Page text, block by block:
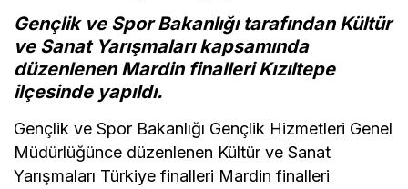
Gençlik ve Spor Bakanlığı tarafından Kültür
ve Sanat Yarışmaları kapsamında
düzenlenen Mardin finalleri Kızıltepe
ilçesinde yapıldı.
Gençlik ve Spor Bakanlığı Gençlik Hizmetleri Genel
Müdürlüğünce düzenlenen Kültür ve Sanat
Yarışmaları Türkiye finalleri Mardin finalleri